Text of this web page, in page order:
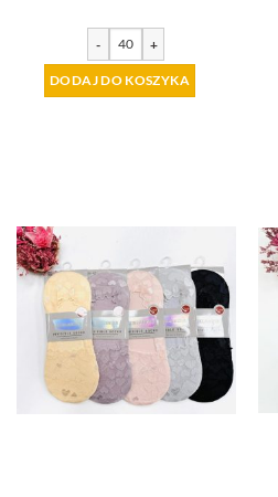
- +
DODAJ DO KOSZYKA